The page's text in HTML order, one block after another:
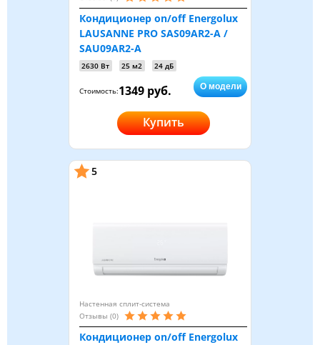
Кондиционер on/off Energolux
LAUSANNE PRO SAS09AR2-A /
SAU09AR2-A
2630 Вт 25 м2 24 дБ
Стоимость:1349 руб. О модели
Купить
5
Настенная сплит-система
Отзывы (0)
Кондиционер on/off Energolux